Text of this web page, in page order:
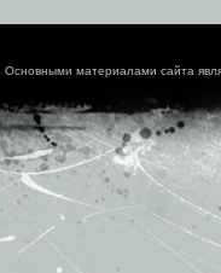
Основными материалами сайта